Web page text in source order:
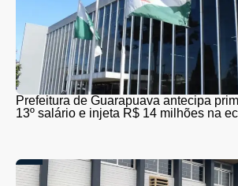
Prefeitura de Guarapuava antecipa
13º salário e injeta R$ 14 milhões na